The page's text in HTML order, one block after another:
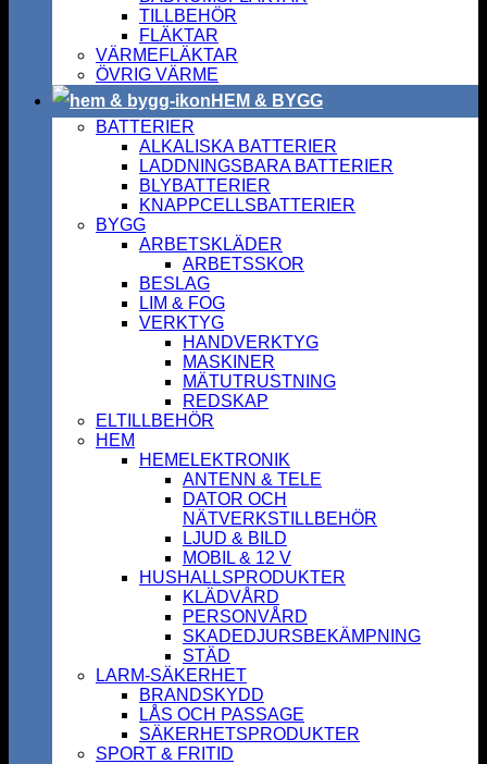
TILLBEHÖR
FLÄKTAR
VÄRMEFLÄKTAR
ÖVRIG VÄRME
HEM & BYGG
BATTERIER
ALKALISKA BATTERIER
LADDNINGSBARA BATTERIER
BLYBATTERIER
KNAPPCELLSBATTERIER
BYGG
ARBETSKLÄDER
ARBETSSKOR
BESLAG
LIM & FOG
VERKTYG
HANDVERKTYG
MASKINER
MÄTUTRUSTNING
REDSKAP
ELTILLBEHÖR
HEM
HEMELEKTRONIK
ANTENN & TELE
DATOR OCH
NÄTVERKSTILLBEHÖR
LJUD & BILD
MOBIL & 12 V
HUSHALLSPRODUKTER
KLÄDVÅRD
PERSONVÅRD
SKADEDJURSBEKÄMPNING
STÄD
LARM-SÄKERHET
BRANDSKYDD
LÅS OCH PASSAGE
SÄKERHETSPRODUKTER
SPORT & FRITID